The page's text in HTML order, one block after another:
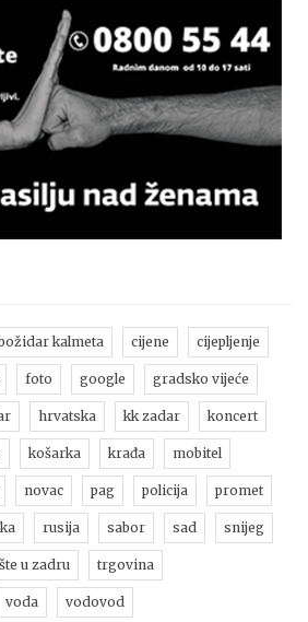
kalmeta cijene cijepljenje
foto google gradsko vijeće
hrvatska kk zadar koncert
košarka krađa mobitel
novac pag policija promet
rusija sabor sad snijeg
u zadru trgovina
voda vodovod